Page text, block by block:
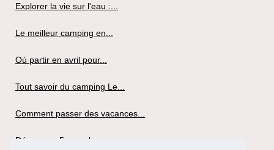
Explorer la vie sur l'eau :...
Le meilleur camping en...
Où partir en avril pour...
Tout savoir du camping Le...
Comment passer des vacances...
Découvrez 5 superbes...